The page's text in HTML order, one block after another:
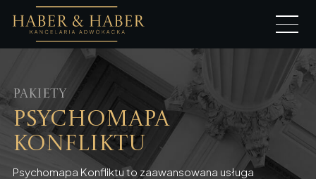
Pakiety
Psychomapa
konfliktu
Psychomapa Konfliktu to zaawansowana usługa